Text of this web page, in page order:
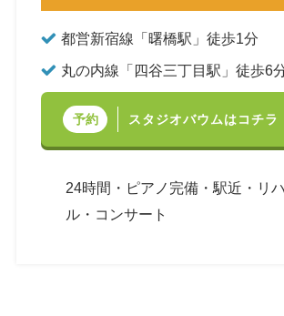
都営新宿線「曙橋駅」徒歩1分
丸の内線「四谷三丁目駅」徒歩6
予約 スタジオバウムはコチラ
24時間・ピアノ完備・駅近・リ
ル・コンサート